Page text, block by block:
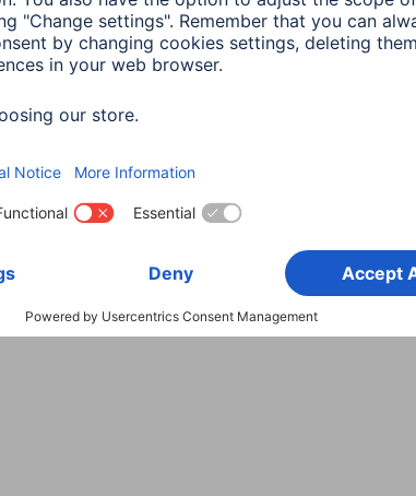
Wybierz kraj
Warunki gwarancji Deklaracje zgodności